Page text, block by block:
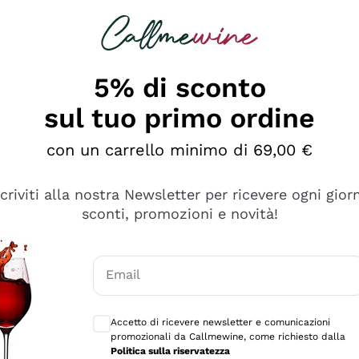
è male ma secondo me ci sono alternative che
5% di sconto
sul tuo primo ordine
con un carrello minimo di 69,00 €
alla nostra Newsletter per ricevere ogni
sconti, promozioni e novità!
Email
Accetto di ricevere newsletter e comunicazioni
promozionali da Callmewine, come richiesto dalla
Politica sulla riservatezza